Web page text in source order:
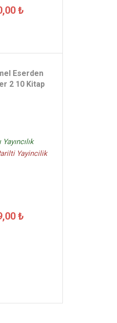
₺
Eserden
2 10 Kitap
Yayıncılık
Yayincilik
₺